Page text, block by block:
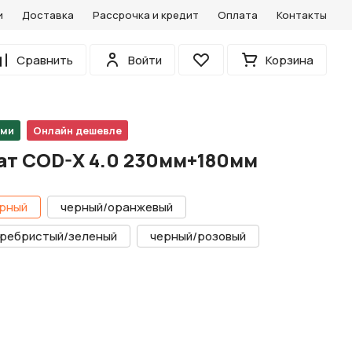
Доставка Рассрочка и кредит Оплата Контакты
Сравнить
Войти
Избранное Корзина
Онлайн дешевле
COD-X 4.0 230мм+180мм
черный/оранжевый
зеленый
черный/розовый